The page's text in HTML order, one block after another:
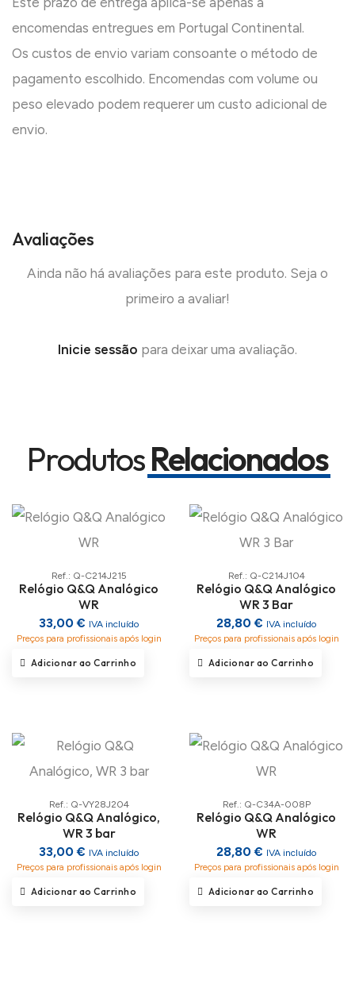
encomendas entregues em Portugal Continental.
Os custos de envio variam consoante o método de
pagamento escolhido. Encomendas com volume ou
peso elevado podem requerer um custo adicional de
envio.
Avaliações
Ainda não há avaliações para este produto. Seja o
primeiro a avaliar!
Inicie sessão para deixar uma avaliação.
ProdutosRelacionados
Ref.: Q-C214J215
Relógio Q&Q Analógico
WR
33,00 € IVA incluído
Preços para profissionais após login
Adicionar ao Carrinho
Ref.: Q-C214J104
Relógio Q&Q Analógico
WR 3 Bar
28,80 € IVA incluído
Preços para profissionais após login
Adicionar ao Carrinho
Ref.: Q-VY28J204
Relógio Q&Q Analógico,
WR 3 bar
33,00 € IVA incluído
Preços para profissionais após login
Adicionar ao Carrinho
Ref.: Q-C34A-008P
Relógio Q&Q Analógico
WR
28,80 € IVA incluído
Preços para profissionais após login
Adicionar ao Carrinho